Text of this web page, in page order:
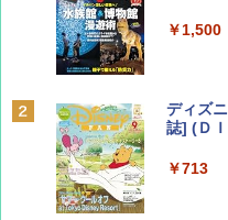
￥1,500
ディズ
誌] (Ｄ
￥713